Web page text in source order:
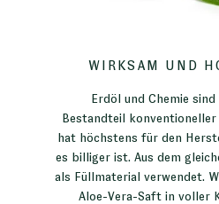
WIRKSAM UND
Erdöl und Chemie
Bestandteil
hat höchstens für den
es billiger ist. Aus dem
als Füllmaterial verwendet.
Aloe-Vera-Saft in voller